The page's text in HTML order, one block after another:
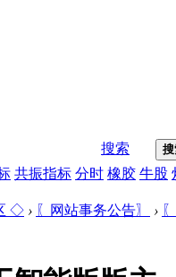
搜索
共振指标 分时 橡胶 牛股
◇ › 〖网站事务公告〗 ›